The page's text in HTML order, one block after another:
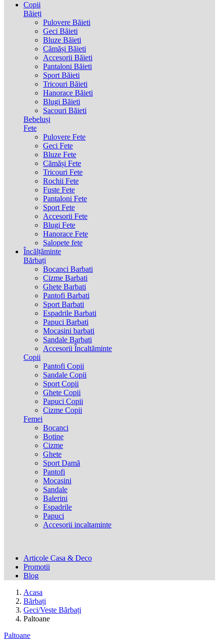
Copii
Băieți
Pulovere Băieti
Geci Băieti
Bluze Băieti
Cămăși Băieti
Accesorii Băieti
Pantaloni Băieti
Sport Băieti
Tricouri Băieti
Hanorace Băieti
Blugi Băieti
Sacouri Băieti
Bebeluși
Fete
Pulovere Fete
Geci Fete
Bluze Fete
Cămăși Fete
Tricouri Fete
Rochii Fete
Fuste Fete
Pantaloni Fete
Sport Fete
Accesorii Fete
Blugi Fete
Hanorace Fete
Salopete fete
Încălțăminte
Bărbați
Bocanci Barbati
Cizme Barbati
Ghete Barbati
Pantofi Barbati
Sport Barbati
Espadrile Barbati
Papuci Barbati
Mocasini barbati
Sandale Barbati
Accesorii Încaltăminte
Copii
Pantofi Copii
Sandale Copii
Sport Copii
Ghete Copii
Papuci Copii
Cizme Copii
Femei
Bocanci
Botine
Cizme
Ghete
Sport Damă
Pantofi
Mocasini
Sandale
Balerini
Espadrile
Papuci
Accesorii incaltaminte
Articole Casa & Deco
Promotii
Blog
Acasa
Bărbați
Geci/Veste Bărbați
Paltoane
Paltoane